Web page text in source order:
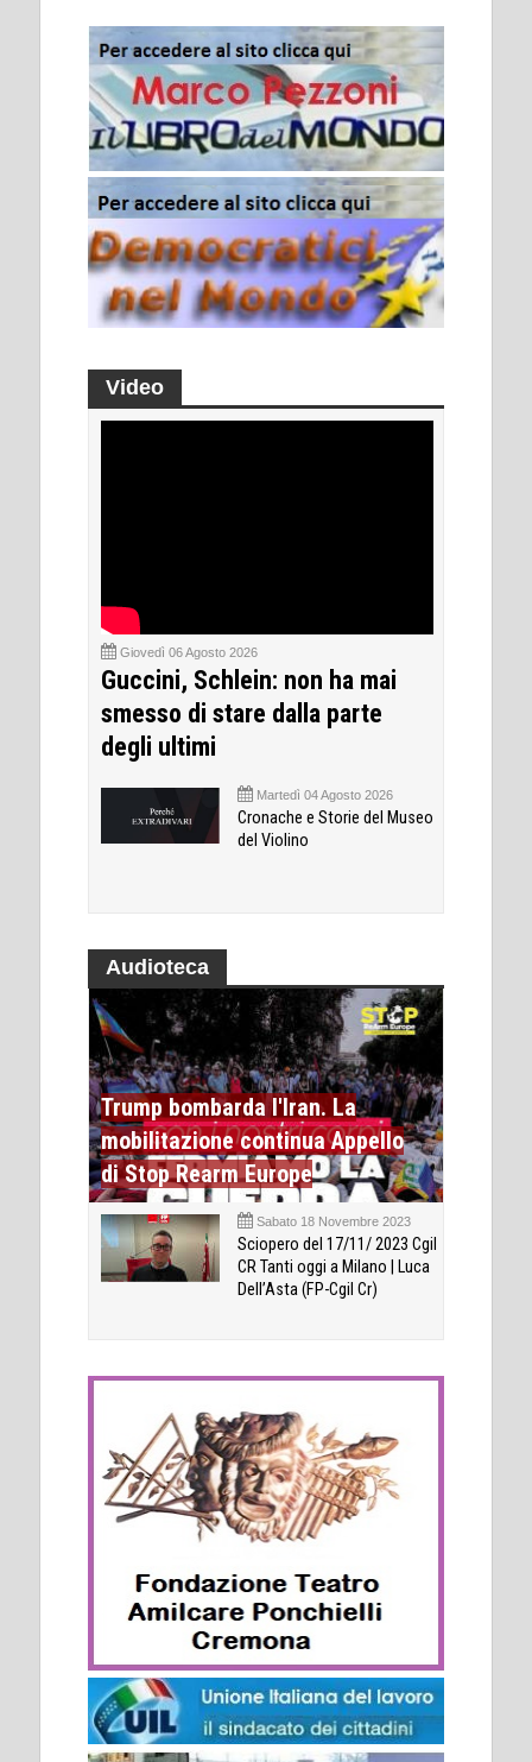
Video
Giovedì 06 Agosto 2026
Guccini, Schlein: non ha mai
smesso di stare dalla parte
degli ultimi
Martedì 04 Agosto 2026
Cronache e Storie del Museo
del Violino
Audioteca
Trump bombarda l'Iran. La
mobilitazione continua Appello
di Stop Rearm Europe
Sabato 18 Novembre 2023
Sciopero del 17/11/ 2023 Cgil
CR Tanti oggi a Milano | Luca
Dell’Asta (FP-Cgil Cr)